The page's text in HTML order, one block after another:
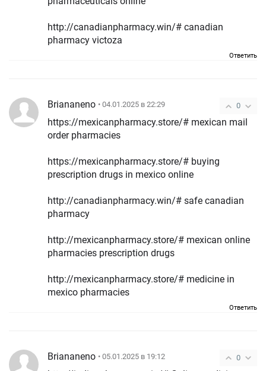
http://canadianpharmacy.win/# canadian
pharmacy victoza
Ответить
0
Briananeno • 04.01.2025 в 22:29
https://mexicanpharmacy.store/# mexican mail
order pharmacies
https://mexicanpharmacy.store/# buying
prescription drugs in mexico online
http://canadianpharmacy.win/# safe canadian
pharmacy
http://mexicanpharmacy.store/# mexican online
pharmacies prescription drugs
http://mexicanpharmacy.store/# medicine in
mexico pharmacies
Ответить
0
Briananeno • 05.01.2025 в 19:12